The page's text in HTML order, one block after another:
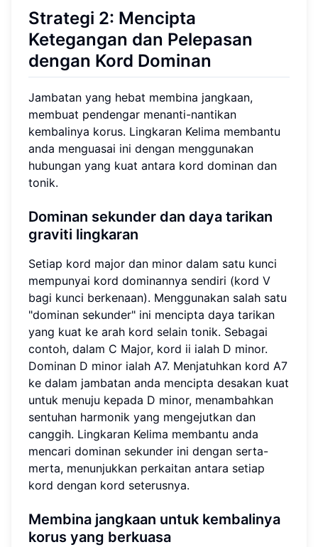
Strategi 2: Mencipta
Ketegangan dan Pelepasan
dengan Kord Dominan
Jambatan yang hebat membina jangkaan,
membuat pendengar menanti-nantikan
kembalinya korus. Lingkaran Kelima membantu
anda menguasai ini dengan menggunakan
hubungan yang kuat antara kord dominan dan
tonik.
Dominan sekunder dan daya tarikan
graviti lingkaran
Setiap kord major dan minor dalam satu kunci
mempunyai kord dominannya sendiri (kord V
bagi kunci berkenaan). Menggunakan salah satu
"dominan sekunder" ini mencipta daya tarikan
yang kuat ke arah kord selain tonik. Sebagai
contoh, dalam C Major, kord ii ialah D minor.
Dominan D minor ialah A7. Menjatuhkan kord A7
ke dalam jambatan anda mencipta desakan kuat
untuk menuju kepada D minor, menambahkan
sentuhan harmonik yang mengejutkan dan
canggih. Lingkaran Kelima membantu anda
mencari dominan sekunder ini dengan serta-
merta, menunjukkan perkaitan antara setiap
kord dengan kord seterusnya.
Membina jangkaan untuk kembalinya
korus yang berkuasa